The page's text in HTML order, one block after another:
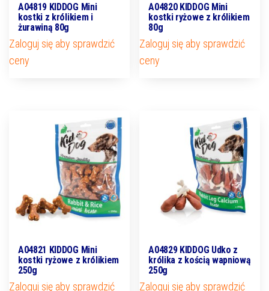
A04819 KIDDOG Mini
kostki z królikiem i
żurawiną 80g
Zaloguj się aby sprawdzić
ceny
A04820 KIDDOG Mini
kostki ryżowe z królikiem
80g
Zaloguj się aby sprawdzić
ceny
A04821 KIDDOG Mini
kostki ryżowe z królikiem
250g
Zaloguj się aby sprawdzić
A04829 KIDDOG Udko z
królika z kością wapniową
250g
Zaloguj się aby sprawdzić